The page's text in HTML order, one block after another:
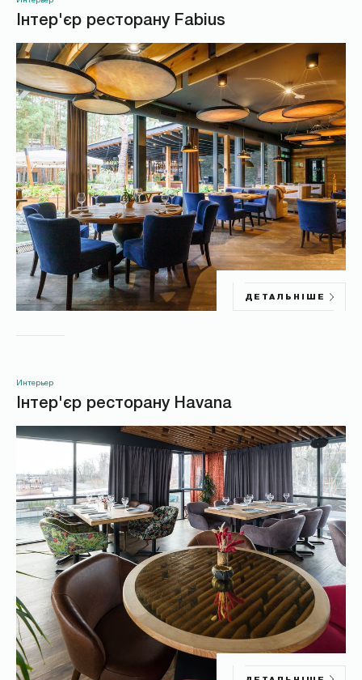
Інтер'єр ресторану Fabius
ДЕТАЛЬНІШЕ
Интерьер
Інтер'єр ресторану Havana